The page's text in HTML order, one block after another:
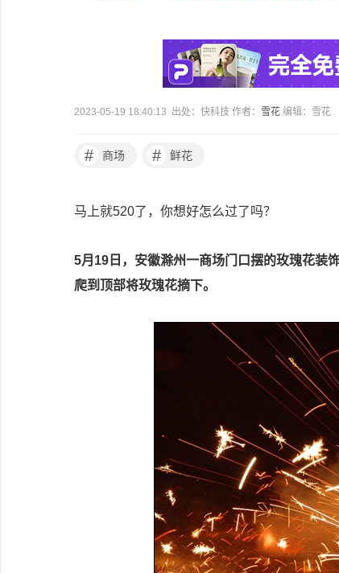
2023-05-19 18:40:13 出处：快科技 作者： 雪花 编辑：雪花
# 商场 # 鲜花
马上就520了，你想好怎么过了吗？
5月19日，安徽滁州一商场门口摆的玫瑰花装
爬到顶部将玫瑰花摘下。